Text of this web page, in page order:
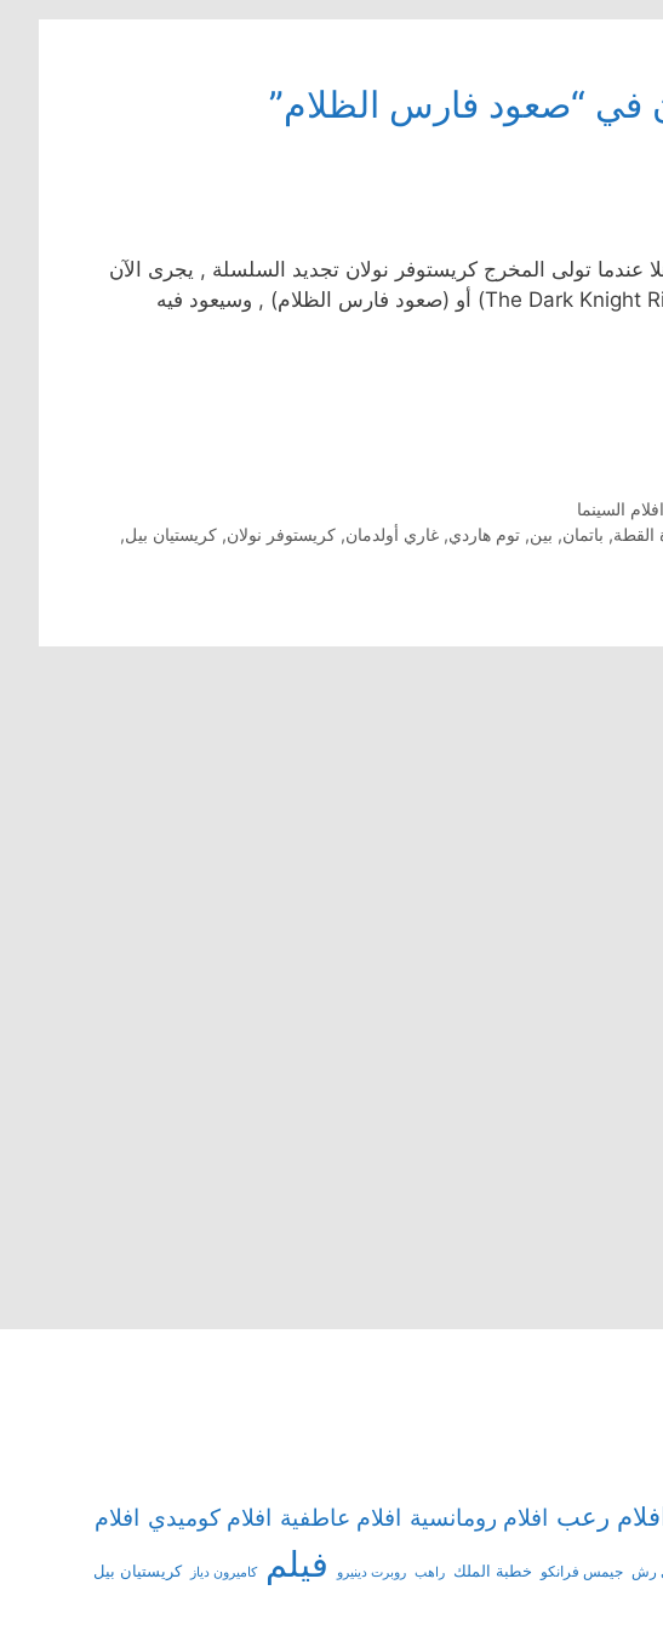
في “صعود فارس الظلام”
عندما تولى المخرج كريستوفر نولان تجديد السلسلة , يجرى الآن
افلام السينما
القطة, باتمان, بين, توم هاردي, غاري أولدمان, كريستوفر نولان, كريستيان بيل,
رعب افلام رومانسية افلام عاطفية افلام كوميدي افلام
رش جيمس فرانكو خطبة الملك راهب روبرت دينيرو فيلم كاميرون دياز كريستيان بيل